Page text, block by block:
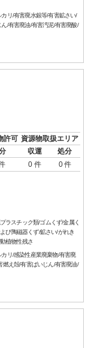
リ/有害廃水銀等/有害鉱さい/
/有害廃油/有害汚泥/有害廃酸/
許可 資源物取扱エリア
収運
処分
0 件 0 件
ラスチック類/ゴムくず/金属く
び陶磁器くず/鉱さい/がれき
植物性残さ
リ/感染性産業廃棄物/有害廃
燃え殻/有害ばいじん/有害廃油/